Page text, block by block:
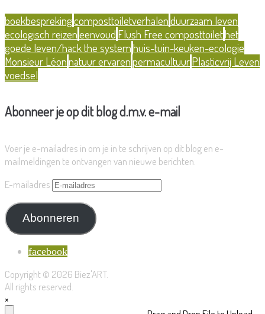
boekbesprekingcomposttoiletverhalenduurzaam leven
ecologisch reizeneenvoud Flush Free composttoilethet
goede leven/hack the systemhuis-tuin-keuken-ecologie
Monsieur Léonnatuur ervarenpermacultuurPlasticvrij Leven
voedsel
Abonneer je op dit blog d.m.v. e-mail
Voer je e-mailadres in om je in te schrijven op dit blog en e-
mailmeldingen te ontvangen van nieuwe berichten.
E-mailadres
Abonneren
facebook
Copyright © 2026 Biez'ART.
All rights reserved.
×